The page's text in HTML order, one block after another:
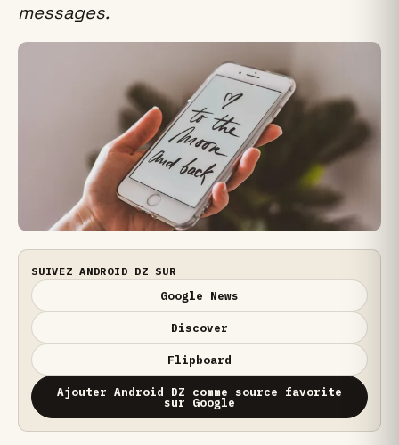
messages.
SUIVEZ ANDROID DZ SUR
Google News
Discover
Flipboard
Ajouter Android DZ comme source favorite
sur Google